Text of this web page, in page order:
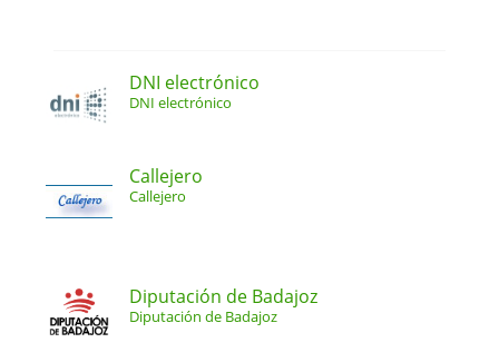
DNI electrónico
DNI electrónico
Callejero
Callejero
Diputación de Badajoz
Diputación de Badajoz